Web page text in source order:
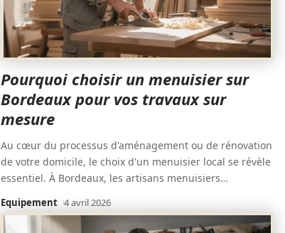
Pourquoi choisir un menuisier sur
Bordeaux pour vos travaux sur
mesure
Au cœur du processus d'aménagement ou de rénovation
de votre domicile, le choix d'un menuisier local se révèle
essentiel. À Bordeaux, les artisans menuisiers…
Equipement 4 avril 2026